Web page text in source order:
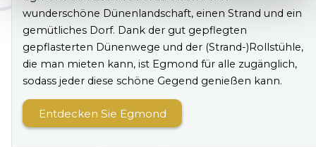
wunderschöne Dünenlandschaft, einen Strand und ein
gemütliches Dorf. Dank der gut gepflegten
gepflasterten Dünenwege und der (Strand-)Rollstühle,
die man mieten kann, ist Egmond für alle zugänglich,
sodass jeder diese schöne Gegend genießen kann.
Entdecken Sie Egmond